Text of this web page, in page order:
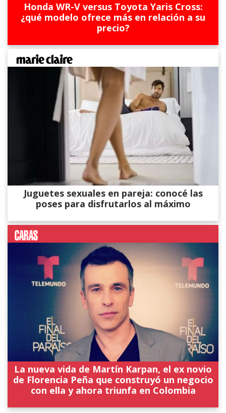
Honda WR-V versus Toyota Yaris Cross:
¿qué modelo ofrece más en relación a su
precio?
Juguetes sexuales en pareja: conocé las
poses para disfrutarlos al máximo
La nueva vida de Martín Karpan, el ex novio
de Florencia Peña que construyó un negocio
con ella y ahora triunfa en Colombia